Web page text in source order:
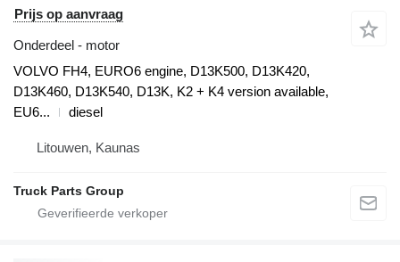
Prijs op aanvraag
Onderdeel - motor
VOLVO FH4, EURO6 engine, D13K500, D13K420,
D13K460, D13K540, D13K, K2 + K4 version available,
EU6...
diesel
Litouwen, Kaunas
Truck Parts Group